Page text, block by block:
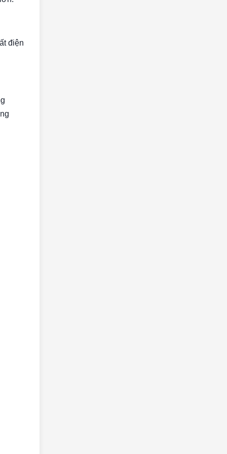
điện